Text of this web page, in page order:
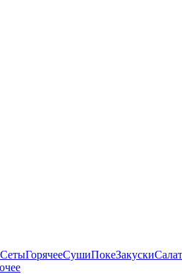
СетыГорячееСушиПокеЗакуски